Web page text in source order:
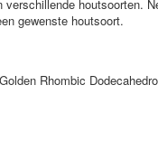
verschillende houtsoorten.
gewenste houtsoort.
Rhombic